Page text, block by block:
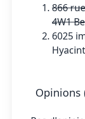
866
4W1
6025
Opinions